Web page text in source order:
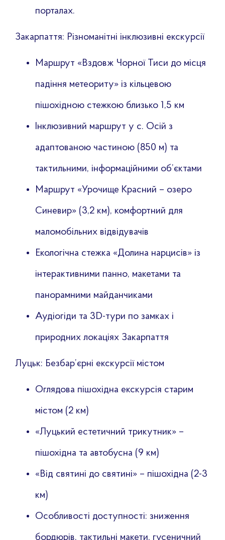
порталах.
Закарпаття: Різноманітні інклюзивні екскурсії
Маршрут «Вздовж Чорної Тиси до місця
падіння метеориту» із кільцевою
пішохідною стежкою близько 1,5 км
Інклюзивний маршрут у с. Осій з
адаптованою частиною (850 м) та
тактильними, інформаційними об’єктами
Маршрут «Урочище Красний – озеро
Синевир» (3,2 км), комфортний для
маломобільних відвідувачів
Екологічна стежка «Долина нарцисів» із
інтерактивними панно, макетами та
панорамними майданчиками
Аудіогіди та 3D-тури по замках і
природних локаціях Закарпаття
Луцьк: Безбар’єрні екскурсії містом
Оглядова пішохідна екскурсія старим
містом (2 км)
«Луцький естетичний трикутник» –
пішохідна та автобусна (9 км)
«Від святині до святині» – пішохідна (2-3
км)
Особливості доступності: зниження
бордюрів, тактильні макети, гусеничний